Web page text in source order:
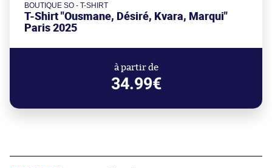
BOUTIQUE SO - T-SHIRT
T-Shirt "Ousmane, Désiré, Kvara, Marqui"
Paris 2025
à partir de
34.99€